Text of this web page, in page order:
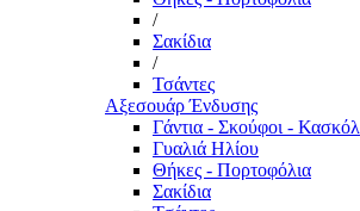
/
Σακίδια
/
Τσάντες
Αξεσουάρ Ένδυσης
Γάντια - Σκούφοι - Κασκόλ
Γυαλιά Ηλίου
Θήκες - Πορτοφόλια
Σακίδια